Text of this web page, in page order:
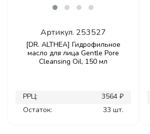
Артикул. 253527
[DR. ALTHEA] Гидрофильное
масло для лица Gentle Pore
Cleansing Oil, 150 мл
РРЦ:
3564 ₽
Остаток:
33 шт.